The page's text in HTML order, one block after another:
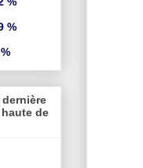
%
dernière
de